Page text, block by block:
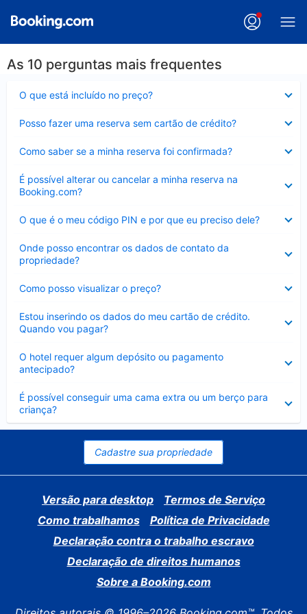
As 10 perguntas mais frequentes
O que está incluído no preço?
Posso fazer uma reserva sem cartão de crédito?
Como saber se a minha reserva foi confirmada?
É possível alterar ou cancelar a minha reserva na
Booking.com?
Contraído
O que é o meu código PIN e por que eu preciso dele?
Onde posso encontrar os dados de contato da
propriedade?
Como posso visualizar o preço?
Estou inserindo os dados do meu cartão de crédito.
Quando vou pagar?
O hotel requer algum depósito ou pagamento
antecipado?
É possível conseguir uma cama extra ou um berço para
criança?
Contraído
Cadastre sua propriedade
Versão para desktop
Termos de Serviço
Como trabalhamos
Política de Privacidade
Declaração contra o trabalho escravo
Declaração de direitos humanos
Sobre a Booking.com